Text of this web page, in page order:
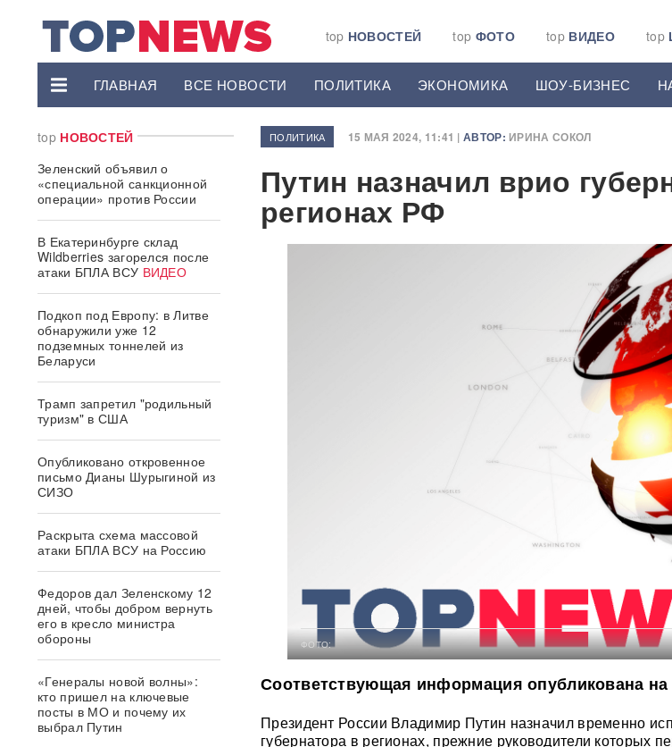
top НОВОСТЕЙ top ФОТО top ВИДЕО top
ГЛАВНАЯ ВСЕ НОВОСТИ ПОЛИТИКА ЭКОНОМИКА ШОУ-БИЗНЕС
top НОВОСТЕЙ
Зеленский объявил о
«специальной санкционной
операции» против России
В Екатеринбурге склад
Wildberries загорелся после
атаки БПЛА ВСУ ВИДЕО
Подкоп под Европу: в Литве
обнаружили уже 12
подземных тоннелей из
Беларуси
Трамп запретил "родильный
туризм" в США
Опубликовано откровенное
письмо Дианы Шурыгиной из
СИЗО
Раскрыта схема массовой
атаки БПЛА ВСУ на Россию
Федоров дал Зеленскому 12
дней, чтобы добром вернуть
его в кресло министра
обороны
«Генералы новой волны»:
кто пришел на ключевые
посты в МО и почему их
выбрал Путин
ПОЛИТИКА 15 МАЯ 2024, 11:41 | АВТОР: ИРИНА СОКОЛ
Путин назначил врио
регионах РФ
ФОТО:
Соответствующая информация опубликована на
Президент России Владимир Путин назначил временно
губернатора в регионах, прежние руководители которых